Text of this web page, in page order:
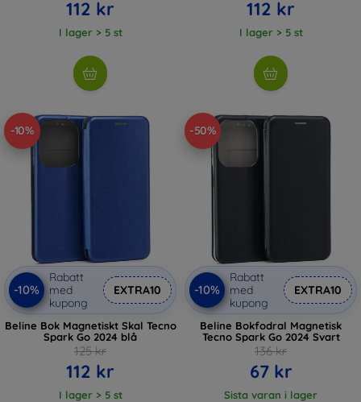
112 kr
I lager > 5 st
112 kr
I lager > 5 st
-10%
-10%
Rabatt
med
kupong
EXTRA10
Beline Bok Magnetiskt Skal Tecno
Spark Go 2024 blå
125 kr
112 kr
I lager > 5 st
-50%
-10%
Rabatt
med
kupong
EXTRA10
Beline Bokfodral Magnetisk
Tecno Spark Go 2024 Svart
136 kr
67 kr
Sista varan i lager